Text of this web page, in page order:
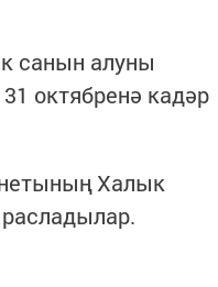
санын алуны
октябренә кадәр
Халык